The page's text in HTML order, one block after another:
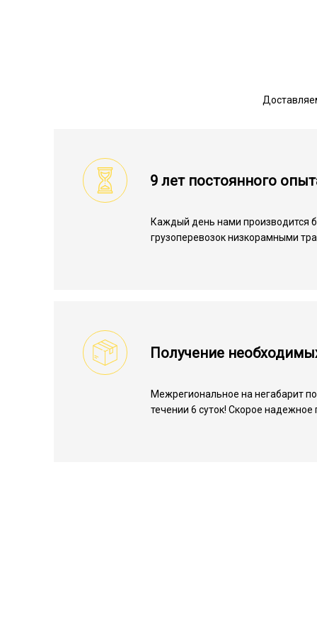
9 лет постоянного
Каждый день нами производится
грузоперевозок низкорамными
Получение
Межрегиональное на негабарит
течении 6 суток! Скорое надежное